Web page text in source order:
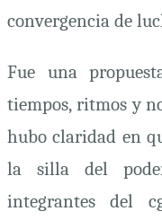
convergencia de
Fue una
tiempos, ritmos y
hubo claridad en
la silla del
integrantes del